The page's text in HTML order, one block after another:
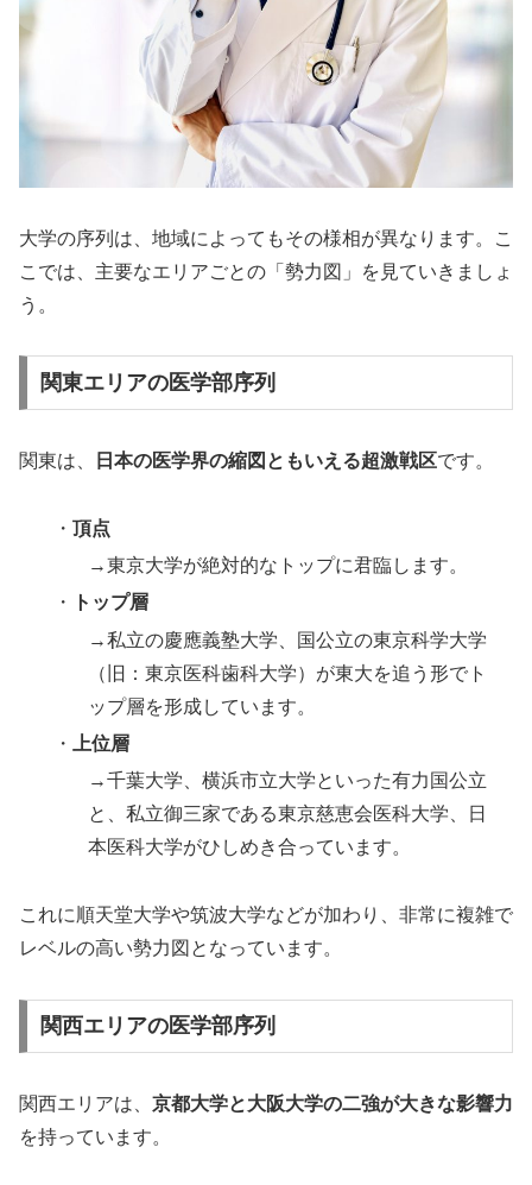
大学の序列は、地域によってもその様相が異なります。こ
こでは、主要なエリアごとの「勢力図」を見ていきましょ
う。
関東エリアの医学部序列
関東は、 日本の医学界の縮図ともいえる超激戦区です。
・頂点
→東京大学が絶対的なトップに君臨します。
・
トップ層
→私立の慶應義塾大学、国公立の東京科学大学
（旧：東京医科歯科大学）が東大を追う形でト
ップ層を形成しています。
・
上位層
→千葉大学、横浜市立大学といった有力国公立
と、私立御三家である東京慈恵会医科大学、日
本医科大学がひしめき合っています。
これに順天堂大学や筑波大学などが加わり、非常に複雑で
レベルの高い勢力図となっています。
関西エリアの医学部序列
関西エリアは、 京都大学と大阪大学の二強が大きな影響力
を持っています。